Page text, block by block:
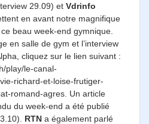
29.09) et Vdrinfo
en avant notre magnifique
beau week-end gymnique.
en salle de gym et l’interview
cliquez sur le lien suivant :
play/le-canal-
richard-et-loise-frutiger-
romand-agres. Un article
du week-end a été publié
RTN a également parlé